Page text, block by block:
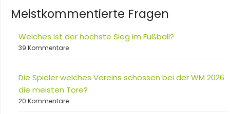
Meistkommentierte Fragen
Welches ist der höchste Sieg im Fußball?
39 Kommentare
Die Spieler welches Vereins schossen bei der WM 2026
die meisten Tore?
20 Kommentare